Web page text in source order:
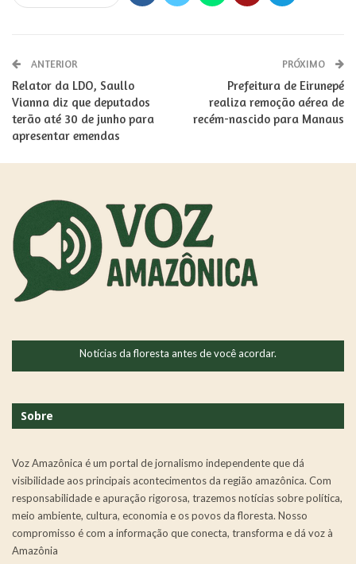
ANTERIOR
Relator da LDO, Saullo
Vianna diz que deputados
terão até 30 de junho para
apresentar emendas
PRÓXIMO
Prefeitura de Eirunepé
realiza remoção aérea de
recém-nascido para Manaus
Notícias da floresta antes de você acordar.
Sobre
Voz Amazônica é um portal de jornalismo independente que dá
visibilidade aos principais acontecimentos da região amazônica. Com
responsabilidade e apuração rigorosa, trazemos notícias sobre política,
meio ambiente, cultura, economia e os povos da floresta. Nosso
compromisso é com a informação que conecta, transforma e dá voz à
Amazônia